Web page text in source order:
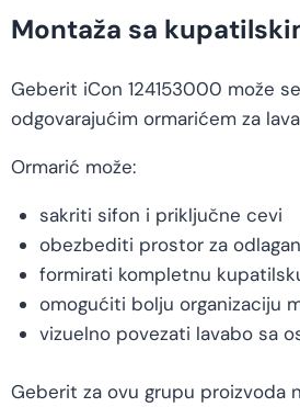
Montaža sa
Geberit iCon 124153000 može
odgovarajućim ormarićem za
Ormarić može:
sakriti sifon i priključne cevi
obezbediti prostor za
formirati kompletnu
omogućiti bolju organizaciju
vizuelno povezati lavabo sa
Geberit za ovu grupu proizvoda